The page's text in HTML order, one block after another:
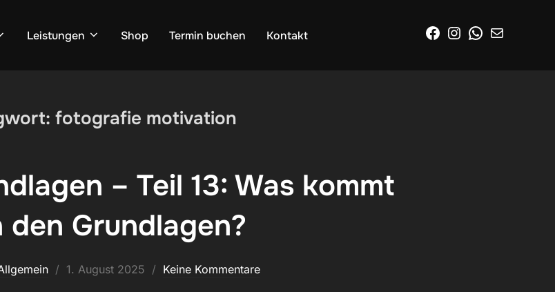
Leistungen Shop Termin buchen Kontakt Facebook
Instagram
WhatsApp
E-Mail
fotografie motivation
– Teil 13: Was kommt
den Grundlagen?
Veröffentlicht
1. August 2025 Keine Kommentare